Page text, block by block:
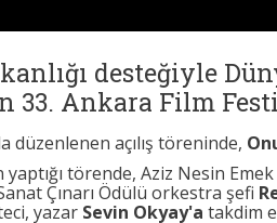
desteğiyle
33. Ankara Film
düzenlenen açılış töreninde,
törende, Aziz Nesin
Çınarı Ödülü orkestra şefi
yazar Sevin Okyay'a takdim